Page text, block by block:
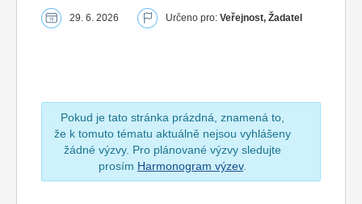
29. 6. 2026 Určeno pro: Veřejnost, Žadatel
Pokud je tato stránka prázdná, znamená to,
že k tomuto tématu aktuálně nejsou vyhlášeny
žádné výzvy. Pro plánované výzvy sledujte
prosím Harmonogram výzev.